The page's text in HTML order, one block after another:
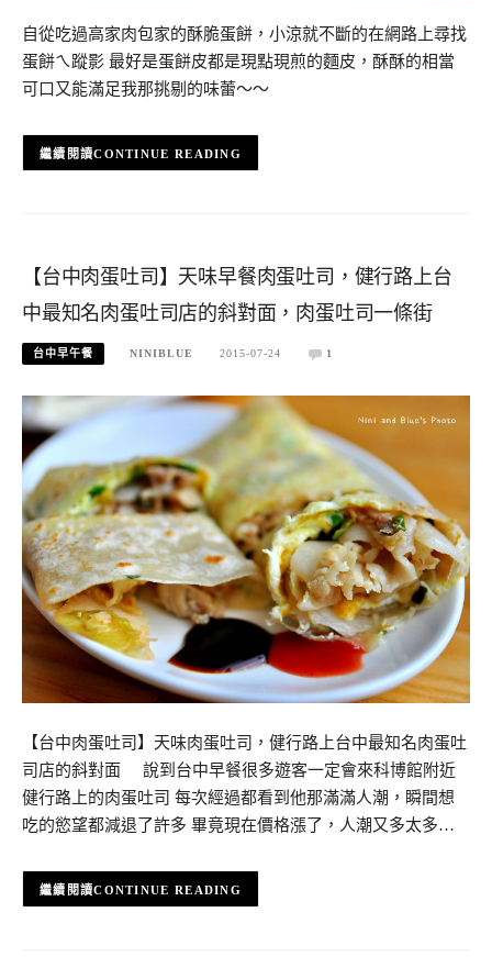
自從吃過高家肉包家的酥脆蛋餅，小涼就不斷的在網路上尋找
蛋餅ㄟ蹤影 最好是蛋餅皮都是現點現煎的麵皮，酥酥的相當
可口又能滿足我那挑剔的味蕾～～
CONTINUE READING
【台中肉蛋吐司】天味早餐肉蛋吐司，健行路上台
中最知名肉蛋吐司店的斜對面，肉蛋吐司一條街
台中早午餐 NINIBLUE 2015-07-24 1
【台中肉蛋吐司】天味肉蛋吐司，健行路上台中最知名肉蛋吐
司店的斜對面 說到台中早餐很多遊客一定會來科博館附近
健行路上的肉蛋吐司 每次經過都看到他那滿滿人潮，瞬間想
吃的慾望都減退了許多 畢竟現在價格漲了，人潮又多太多…
CONTINUE READING